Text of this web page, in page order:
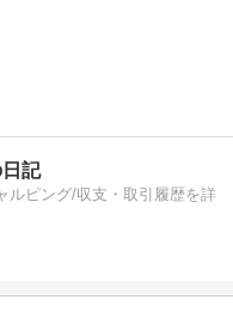
記
ルピング/収支・取引履歴を詳